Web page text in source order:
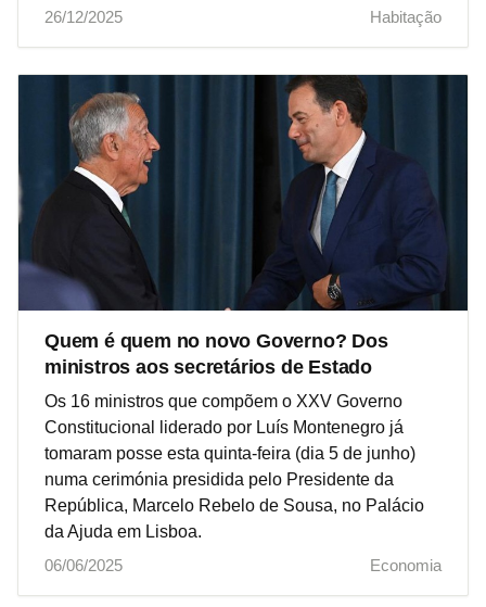
26/12/2025
Habitação
Quem é quem no novo Governo? Dos
ministros aos secretários de Estado
Os 16 ministros que compõem o XXV Governo
Constitucional liderado por Luís Montenegro já
tomaram posse esta quinta-feira (dia 5 de junho)
numa cerimónia presidida pelo Presidente da
República, Marcelo Rebelo de Sousa, no Palácio
da Ajuda em Lisboa.
06/06/2025
Economia